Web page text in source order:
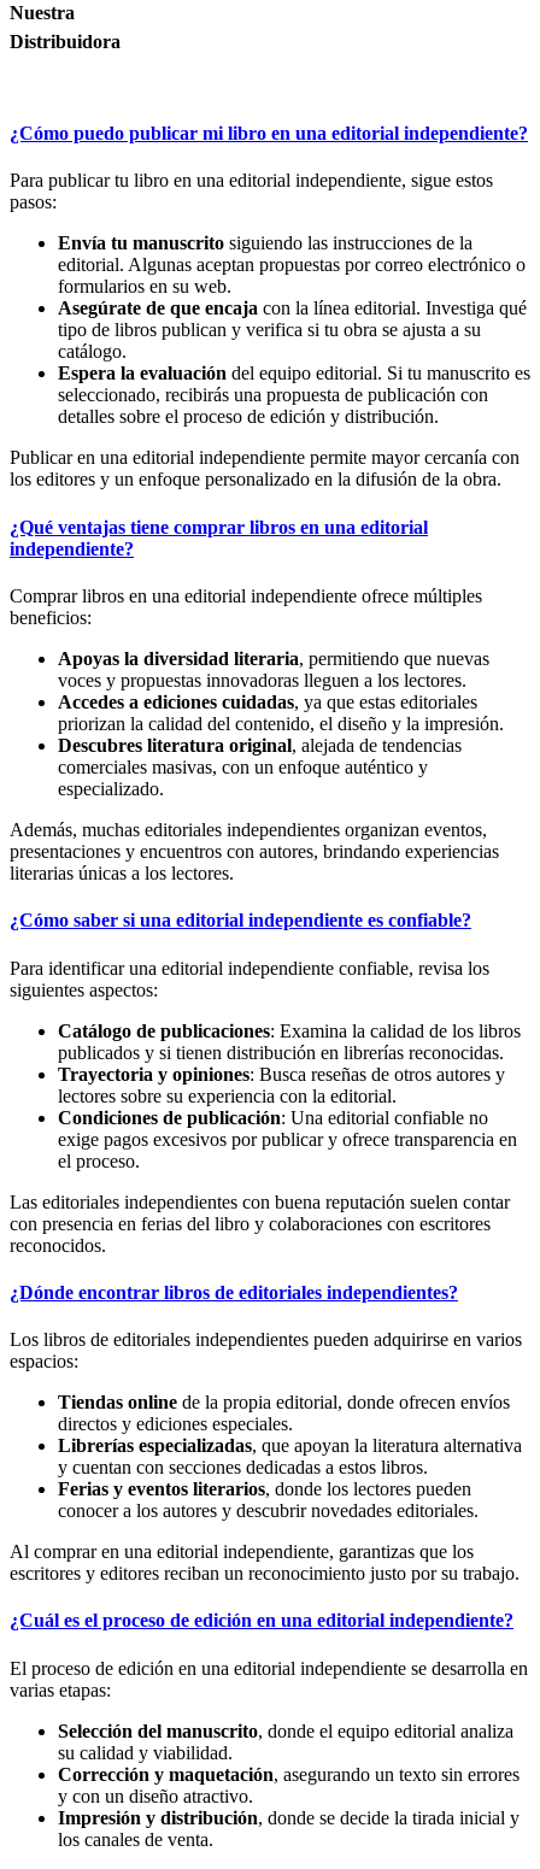
Nuestra
Distribuidora
¿Cómo puedo publicar mi libro en una editorial independiente?
Para publicar tu libro en una editorial independiente, sigue estos
pasos:
Envía tu manuscrito siguiendo las instrucciones de la
editorial. Algunas aceptan propuestas por correo electrónico o
formularios en su web.
Asegúrate de que encaja con la línea editorial. Investiga qué
tipo de libros publican y verifica si tu obra se ajusta a su
catálogo.
Espera la evaluación del equipo editorial. Si tu manuscrito es
seleccionado, recibirás una propuesta de publicación con
detalles sobre el proceso de edición y distribución.
Publicar en una editorial independiente permite mayor cercanía con
los editores y un enfoque personalizado en la difusión de la obra.
¿Qué ventajas tiene comprar libros en una editorial
independiente?
Comprar libros en una editorial independiente ofrece múltiples
beneficios:
Apoyas la diversidad literaria, permitiendo que nuevas
voces y propuestas innovadoras lleguen a los lectores.
Accedes a ediciones cuidadas, ya que estas editoriales
priorizan la calidad del contenido, el diseño y la impresión.
Descubres literatura original, alejada de tendencias
comerciales masivas, con un enfoque auténtico y
especializado.
Además, muchas editoriales independientes organizan eventos,
presentaciones y encuentros con autores, brindando experiencias
literarias únicas a los lectores.
¿Cómo saber si una editorial independiente es confiable?
Para identificar una editorial independiente confiable, revisa los
siguientes aspectos:
Catálogo de publicaciones: Examina la calidad de los libros
publicados y si tienen distribución en librerías reconocidas.
Trayectoria y opiniones: Busca reseñas de otros autores y
lectores sobre su experiencia con la editorial.
Condiciones de publicación: Una editorial confiable no
exige pagos excesivos por publicar y ofrece transparencia en
el proceso.
Las editoriales independientes con buena reputación suelen contar
con presencia en ferias del libro y colaboraciones con escritores
reconocidos.
¿Dónde encontrar libros de editoriales independientes?
Los libros de editoriales independientes pueden adquirirse en varios
espacios:
Tiendas online de la propia editorial, donde ofrecen envíos
directos y ediciones especiales.
Librerías especializadas, que apoyan la literatura alternativa
y cuentan con secciones dedicadas a estos libros.
Ferias y eventos literarios, donde los lectores pueden
conocer a los autores y descubrir novedades editoriales.
Al comprar en una editorial independiente, garantizas que los
escritores y editores reciban un reconocimiento justo por su trabajo.
¿Cuál es el proceso de edición en una editorial independiente?
El proceso de edición en una editorial independiente se desarrolla en
varias etapas:
Selección del manuscrito, donde el equipo editorial analiza
su calidad y viabilidad.
Corrección y maquetación, asegurando un texto sin errores
y con un diseño atractivo.
Impresión y distribución, donde se decide la tirada inicial y
los canales de venta.